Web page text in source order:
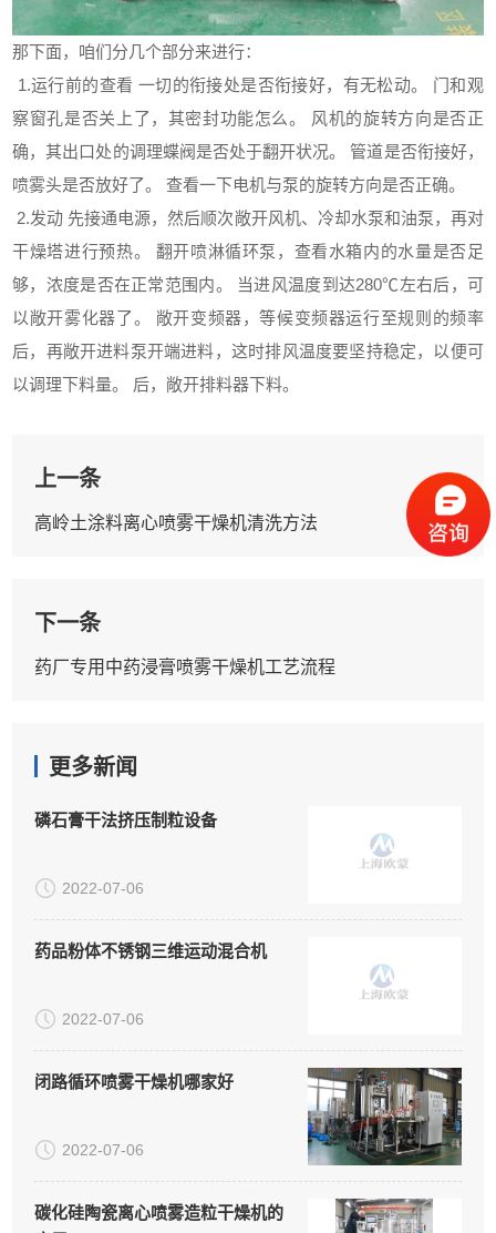
那下面，咱们分几个部分来进行：
1.运行前的查看 一切的衔接处是否衔接好，有无松动。 门和观
察窗孔是否关上了，其密封功能怎么。 风机的旋转方向是否正
确，其出口处的调理蝶阀是否处于翻开状况。 管道是否衔接好，
喷雾头是否放好了。 查看一下电机与泵的旋转方向是否正确。
2.发动 先接通电源，然后顺次敞开风机、冷却水泵和油泵，再对
干燥塔进行预热。 翻开喷淋循环泵，查看水箱内的水量是否足
够，浓度是否在正常范围内。 当进风温度到达280℃左右后，可
以敞开雾化器了。 敞开变频器，等候变频器运行至规则的频率
后，再敞开进料泵开端进料，这时排风温度要坚持稳定，以便可
以调理下料量。 后，敞开排料器下料。
上一条
高岭土涂料离心喷雾干燥机清洗方法
下一条
药厂专用中药浸膏喷雾干燥机工艺流程
更多新闻
磷石膏干法挤压制粒设备
2022-07-06
药品粉体不锈钢三维运动混合机
2022-07-06
闭路循环喷雾干燥机哪家好
2022-07-06
碳化硅陶瓷离心喷雾造粒干燥机的